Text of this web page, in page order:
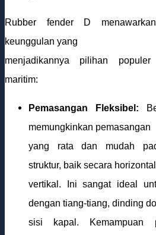
Rubber fender D
keunggulan yang
menjadikannya pilihan
maritim:
Pemasangan Fleksibel:
memungkinkan pemasangan
yang rata dan mudah
struktur, baik secara
vertikal. Ini sangat ideal
dengan tiang-tiang, dinding
sisi kapal. Kemampuan